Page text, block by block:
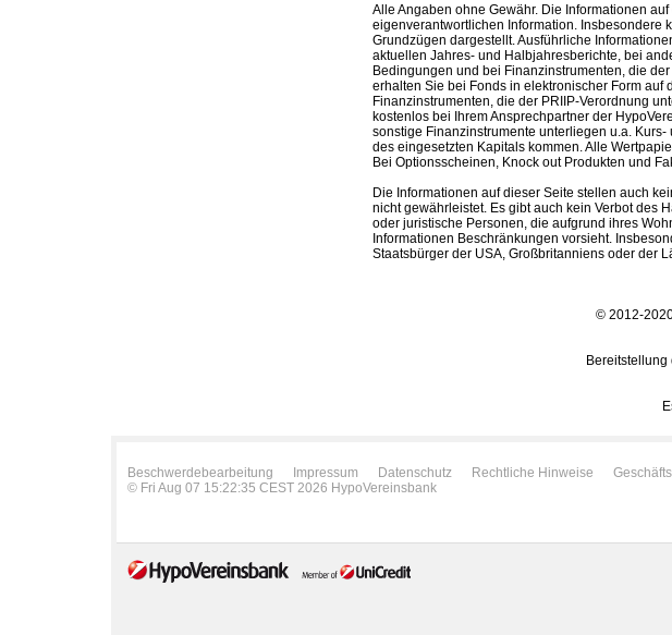
Alle Angaben ohne Gewähr. Die Informationen
eigenverantwortlichen Information. Insbesondere
Grundzügen dargestellt. Ausführliche
aktuellen Jahres- und Halbjahresberichte, bei
Bedingungen und bei Finanzinstrumenten, die
erhalten Sie bei Fonds in elektronischer Form
Finanzinstrumenten, die der PRIIP-Verordnung
kostenlos bei Ihrem Ansprechpartner der
sonstige Finanzinstrumente unterliegen u.a.
des eingesetzten Kapitals kommen. Alle
Bei Optionsscheinen, Knock out Produkten und
Die Informationen auf dieser Seite stellen auch
nicht gewährleistet. Es gibt auch kein Verbot des
oder juristische Personen, die aufgrund ihres
Informationen Beschränkungen vorsieht.
Staatsbürger der USA, Großbritanniens oder der
© 2012-
Bereitstellung
Beschwerdebearbeitung Impressum Datenschutz Rechtliche Hinweise
© Fri Aug 07 15:22:35 CEST 2026 HypoVereinsbank